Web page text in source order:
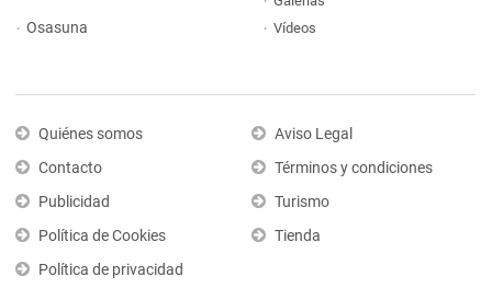
Osasuna
Vídeos
Quiénes somos
Contacto
Publicidad
Política de Cookies
Política de privacidad
Aviso Legal
Términos y condiciones
Turismo
Tienda